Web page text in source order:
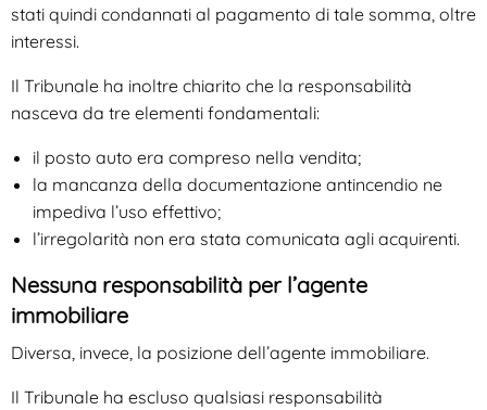
stati quindi condannati al pagamento di tale somma, oltre
interessi.
Il Tribunale ha inoltre chiarito che la responsabilità
nasceva da tre elementi fondamentali:
il posto auto era compreso nella vendita;
la mancanza della documentazione antincendio ne
impediva l’uso effettivo;
l’irregolarità non era stata comunicata agli acquirenti.
Nessuna responsabilità per l’agente
immobiliare
Diversa, invece, la posizione dell’agente immobiliare.
Il Tribunale ha escluso qualsiasi responsabilità